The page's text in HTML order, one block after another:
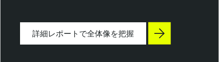
e
n
詳細レポートで全体像を把握